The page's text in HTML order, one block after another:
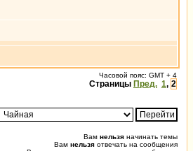
Часовой пояс: GMT + 4
Страницы Пред. 1, 2
Вам нельзя начинать темы
Вам нельзя отвечать на сообщения